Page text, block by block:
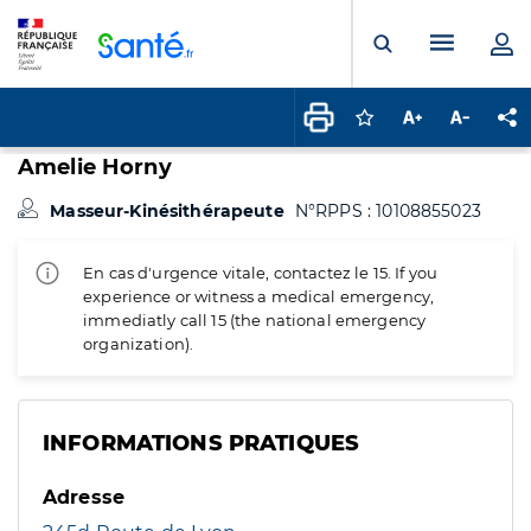
Ouvrir laMenu
Connectez-vous
Augmenter la
Amelie Horny
Masseur-Kinésithérapeute N°RPPS : 10108855023
En cas d'urgence vitale, contactez le 15. If you
experience or witness a medical emergency,
immediatly call 15 (the national emergency
organization).
INFORMATIONS PRATIQUES
Adresse